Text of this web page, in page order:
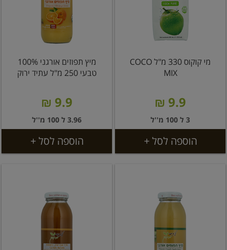
מי קוקוס 330 מ"ל COCO
MIX
9.9 ₪
3 ל 100 מ''ל
הוספה לסל +
מיץ תפוזים אורגני 100%
טבעי 250 מ"ל עתיד ירוק
9.9 ₪
3.96 ל 100 מ''ל
הוספה לסל +